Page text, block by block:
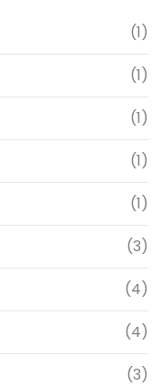
(1)
(1)
(1)
(1)
(1)
(3)
(4)
(4)
(3)